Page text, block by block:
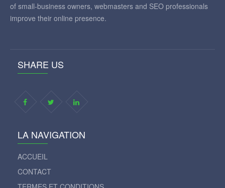
of small-business owners, webmasters and SEO professionals
improve their online presence.
SHARE US
LA NAVIGATION
ACCUEIL
CONTACT